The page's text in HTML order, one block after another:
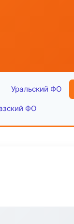
Уральский ФО
ФО